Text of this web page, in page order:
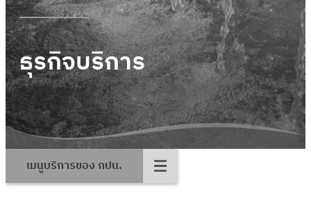
ธุรกิจบริการ
เมนูบริการของ กปน.